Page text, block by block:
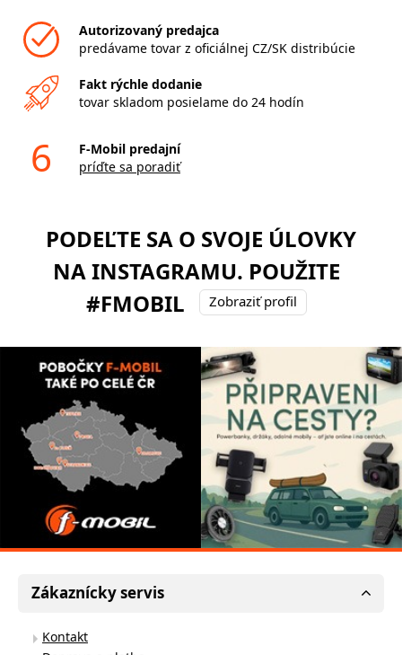
Autorizovaný predajca
predávame tovar z oficiálnej CZ/SK distribúcie
Fakt rýchle dodanie
tovar skladom posielame do 24 hodín
6
F-Mobil predajní
príďte sa poradiť
PODEĽTE SA O SVOJE ÚLOVKY
NA INSTAGRAMU. POUŽITE
#FMOBIL
Zobraziť profil
Zákaznícky servis
Kontakt